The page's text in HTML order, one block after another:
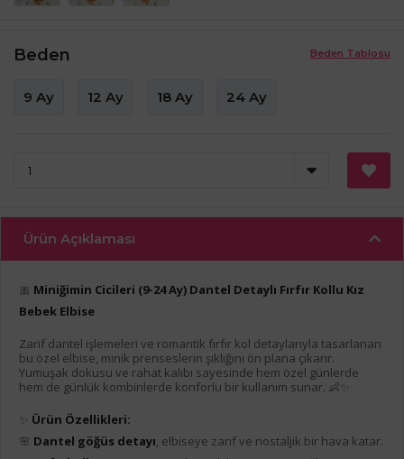
Beden Tablosu
Beden
9 Ay 12 Ay 18 Ay 24 Ay
Ürün Açıklaması
🎀 Miniğimin Cicileri (9-24 Ay) Dantel Detaylı Fırfır Kollu Kız
Bebek Elbise
Zarif dantel işlemeleri ve romantik fırfır kol detaylarıyla tasarlanan
bu özel elbise, minik prenseslerin şıklığını ön plana çıkarır.
Yumuşak dokusu ve rahat kalıbı sayesinde hem özel günlerde
hem de günlük kombinlerde konforlu bir kullanım sunar. 👶✨
Ürün Özellikleri:
🌸 Dantel göğüs detayı, elbiseye zarif ve nostaljik bir hava katar.